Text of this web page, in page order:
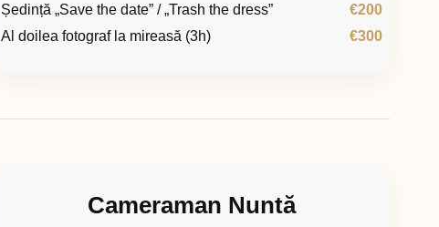
Ședință „Save the date” / „Trash the dress”
€200
Al doilea fotograf la mireasă (3h)
€300
Cameraman Nuntă